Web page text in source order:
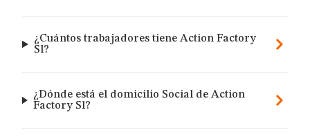
¿Cuántos trabajadores tiene Action Factory
Sl?
¿Dónde está el domicilio Social de Action
Factory Sl?